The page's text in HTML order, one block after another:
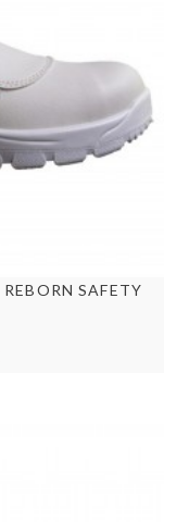
SAFETY